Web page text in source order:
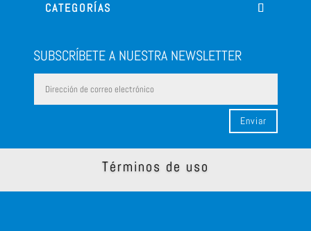
CATEGORÍAS
SUBSCRÍBETE A NUESTRA NEWSLETTER
Enviar
Términos de uso